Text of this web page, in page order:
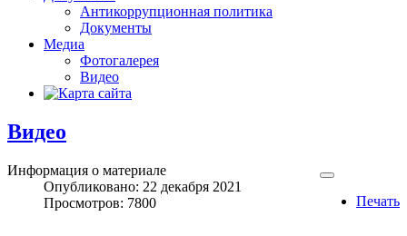
Антикоррупционная политика
Документы
Медиа
Фотогалерея
Видео
Видео
Печать
Информация о материале
Опубликовано: 22 декабря 2021
Просмотров: 7800